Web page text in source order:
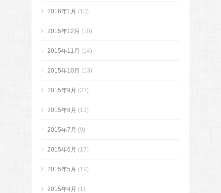
2016年1月 (10)
2015年12月 (10)
2015年11月 (14)
2015年10月 (13)
2015年9月 (23)
2015年8月 (13)
2015年7月 (9)
2015年6月 (17)
2015年5月 (19)
2015年4月 (1)